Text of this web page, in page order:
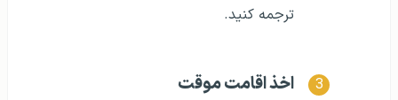
ترجمه کنید.
اخذ اقامت موقت